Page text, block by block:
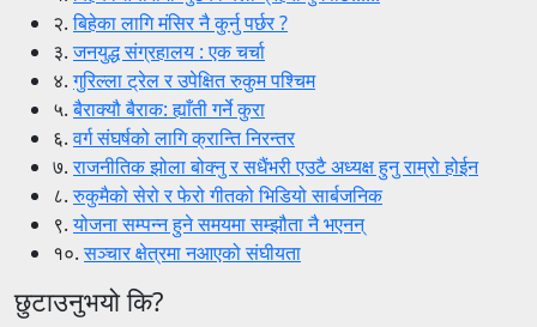
२.बिहेका लागि मंसिर नै कुर्नु पर्छर ?
३.जनयुद्ध संग्रहालय : एक चर्चा
४.गुरिल्ला ट्रेल र उपेक्षित रुकुम पश्चिम
५.बैराक्यौ बैराक: ह्याँती गर्ने कुरा
६.वर्ग संघर्षको लागि क्रान्ति निरन्तर
७.राजनीतिक झोला बोक्नु र सधैंभरी एउटै अध्यक्ष हुनु राम्रो होईन
८.रुकुमैको सेरो र फेरो गीतको भिडियो सार्बजनिक
९.योजना सम्पन्न हुने समयमा सम्झौता नै भएनन्
१०.सञ्चार क्षेत्रमा नआएको संघीयता
छुटाउनुभयो कि?